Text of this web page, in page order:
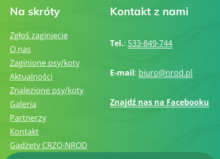
Na skróty
Zgłoś zaginięcie
O nas
Zaginione psy/koty
Aktualności
Znalezione psy/koty
Galeria
Partnerzy
Kontakt
Gadżety CRZO-NROD
Kontakt z nami
Tel.: 533-849-744
E-mail: biuro@nrod.pl
Znajdź nas na Facebooku